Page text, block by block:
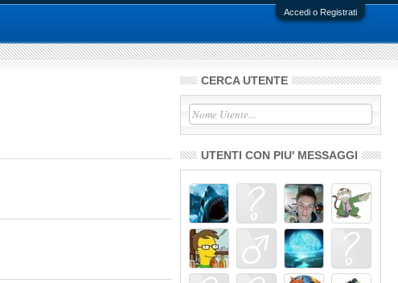
Accedi o Registrati
CERCA UTENTE
UTENTI CON PIU' MESSAGGI